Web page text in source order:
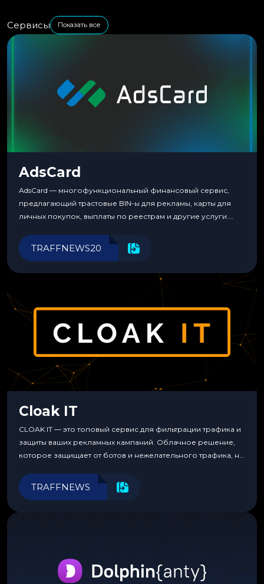
Сервисы Показать все
AdsCard
AdsCard — многофункциональный финансовый сервис,
предлагающий трастовые BIN-ы для рекламы, карты для
личных покупок, выплаты по реестрам и другие услуги.
инструменты для управления финансами.
TRAFFNEWS20
Cloak IT
CLOAK IT — это топовый сервис для фильтрации трафика и
защиты ваших рекламных кампаний. Облачное решение,
которое защищает от ботов и нежелательного трафика, не
программирования.
TRAFFNEWS